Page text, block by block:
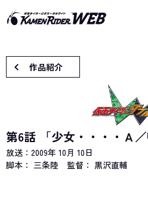
当サイトでは、機械的な自動翻訳サービスを使用し
す。指定した言語に切り替わらないページは、ブラ
訳機能をご利用ください。
作品紹介
第6話 「少女・・・・Ａ／
放送： 2009年 10月 10日
脚本： 三条陸
監督： 黒沢直輔